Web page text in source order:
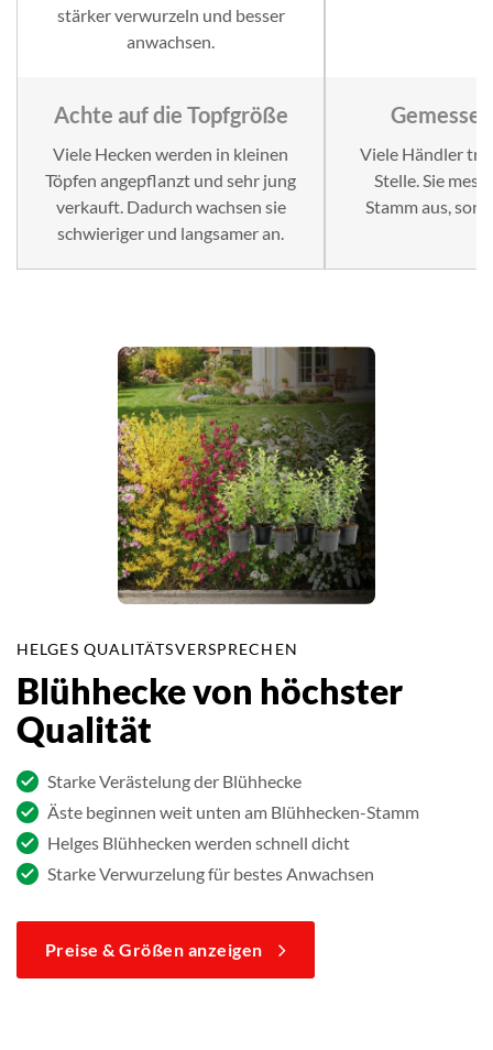
stärker verwurzeln und besser
anwachsen.
Achte auf die Topfgröße
Viele Hecken werden in kleinen
Töpfen angepflanzt und sehr jung
verkauft. Dadurch wachsen sie
schwieriger und langsamer an.
Viele Händler
Stelle. Sie
Stamm aus,
HELGES QUALITÄTSVERSPRECHEN
Blühhecke von höchster
Qualität
Starke Verästelung der Blühhecke
Äste beginnen weit unten am Blühhecken-Stamm
Helges Blühhecken werden schnell dicht
Starke Verwurzelung für bestes Anwachsen
Preise & Größen anzeigen